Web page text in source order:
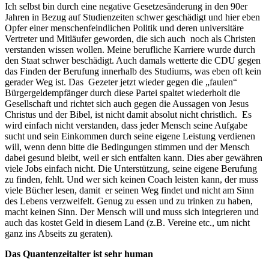
Ich selbst bin durch eine negative Gesetzesänderung in den 90er
Jahren in Bezug auf Studienzeiten schwer geschädigt und hier eben
Opfer einer menschenfeindlichen Politik und deren universitäre
Vertreter und Mitläufer geworden, die sich auch noch als Christen
verstanden wissen wollen. Meine berufliche Karriere wurde durch
den Staat schwer beschädigt. Auch damals wetterte die CDU gegen
das Finden der Berufung innerhalb des Studiums, was eben oft kein
gerader Weg ist. Das Gezeter jetzt wieder gegen die „faulen“
Bürgergeldempfänger durch diese Partei spaltet wiederholt die
Gesellschaft und richtet sich auch gegen die Aussagen von Jesus
Christus und der Bibel, ist nicht damit absolut nicht christlich. Es
wird einfach nicht verstanden, dass jeder Mensch seine Aufgabe
sucht und sein Einkommen durch seine eigene Leistung verdienen
will, wenn denn bitte die Bedingungen stimmen und der Mensch
dabei gesund bleibt, weil er sich entfalten kann. Dies aber gewähren
viele Jobs einfach nicht. Die Unterstützung, seine eigene Berufung
zu finden, fehlt. Und wer sich keinen Coach leisten kann, der muss
viele Bücher lesen, damit er seinen Weg findet und nicht am Sinn
des Lebens verzweifelt. Genug zu essen und zu trinken zu haben,
macht keinen Sinn. Der Mensch will und muss sich integrieren und
auch das kostet Geld in diesem Land (z.B. Vereine etc., um nicht
ganz ins Abseits zu geraten).
Das Quantenzeitalter ist sehr human